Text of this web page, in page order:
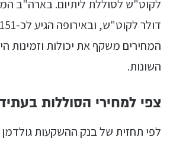
המחירים משקף את יכולות וזמינות
השונות.
צפי למחירי הסוללות
לפי תחזית של בנק ההשקעות